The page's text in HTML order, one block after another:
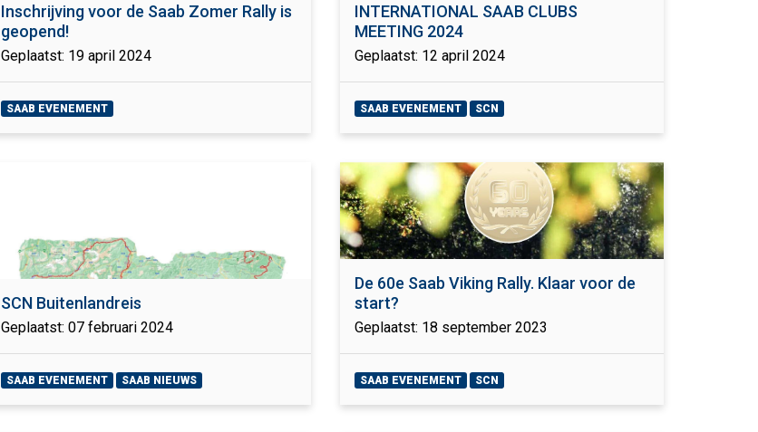
Inschrijving voor de Saab Zomer Rally is
geopend!
Geplaatst: 19 april 2024
SAAB EVENEMENT
INTERNATIONAL SAAB CLUBS
MEETING 2024
Geplaatst: 12 april 2024
SAAB EVENEMENT SCN
SCN Buitenlandreis
Geplaatst: 07 februari 2024
SAAB EVENEMENT SAAB NIEUWS
De 60e Saab Viking Rally. Klaar voor de
start?
Geplaatst: 18 september 2023
SAAB EVENEMENT SCN